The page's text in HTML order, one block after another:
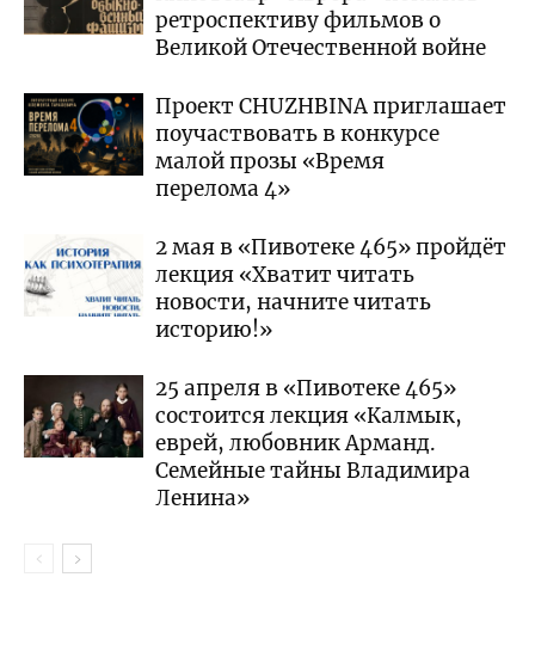
ретроспективу фильмов о
Великой Отечественной войне
Проект CHUZHBINA приглашает
поучаствовать в конкурсе
малой прозы «Время
перелома 4»
2 мая в «Пивотеке 465» пройдёт
лекция «Хватит читать
новости, начните читать
историю!»
25 апреля в «Пивотеке 465»
состоится лекция «Калмык,
еврей, любовник Арманд.
Семейные тайны Владимира
Ленина»